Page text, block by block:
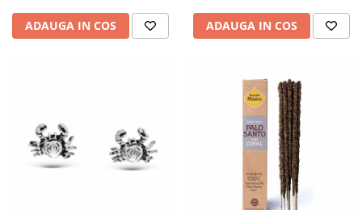
ADAUGA IN COS ADAUGA IN COS